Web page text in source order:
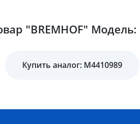
"BREMHOF"
Купить аналог: M4410989